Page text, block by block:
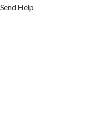
Send Help